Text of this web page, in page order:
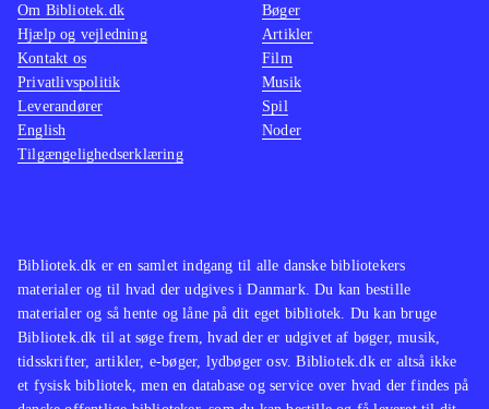
Bibliotek.dk er en samlet indgang til alle danske bibliotekers
materialer og til hvad der udgives i Danmark. Du kan bestille
materialer og så hente og låne på dit eget bibliotek. Du kan bruge
Bibliotek.dk til at søge frem, hvad der er udgivet af bøger, musik,
tidsskrifter, artikler, e-bøger, lydbøger osv. Bibliotek.dk er altså ikke
et fysisk bibliotek, men en database og service over hvad der findes på
Om Bibliotek.dk
Hjælp og vejledning
Kontakt os
Privatlivspolitik
Leverandører
English
Tilgængelighedserklæring
Bøger
Artikler
Film
Musik
Spil
Noder